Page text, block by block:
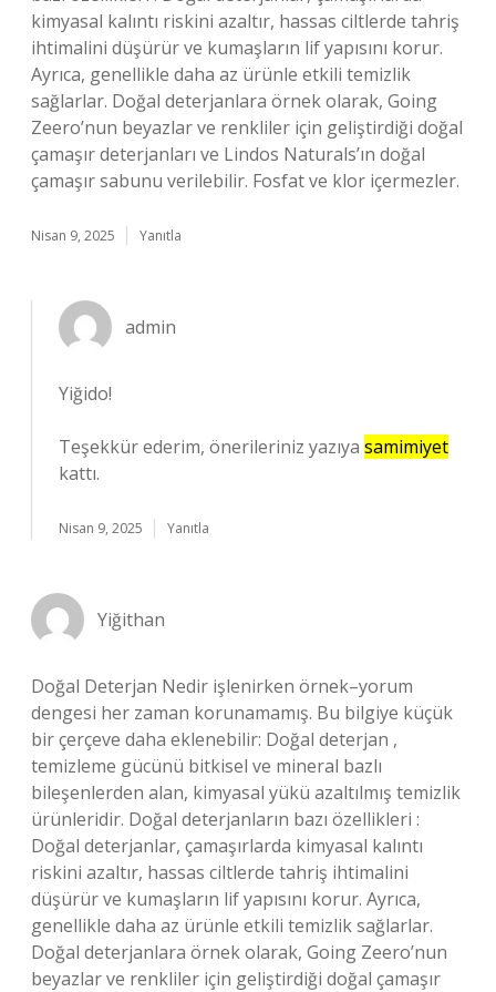
kimyasal kalıntı riskini azaltır, hassas ciltlerde tahriş
ihtimalini düşürür ve kumaşların lif yapısını korur.
Ayrıca, genellikle daha az ürünle etkili temizlik
sağlarlar. Doğal deterjanlara örnek olarak, Going
Zeero’nun beyazlar ve renkliler için geliştirdiği doğal
çamaşır deterjanları ve Lindos Naturals’ın doğal
çamaşır sabunu verilebilir. Fosfat ve klor içermezler.
Nisan 9, 2025 Yanıtla
admin
Yiğido!
Teşekkür ederim, önerileriniz yazıya samimiyet
kattı.
Nisan 9, 2025 Yanıtla
Yiğithan
Doğal Deterjan Nedir işlenirken örnek–yorum
dengesi her zaman korunamamış. Bu bilgiye küçük
bir çerçeve daha eklenebilir: Doğal deterjan ,
temizleme gücünü bitkisel ve mineral bazlı
bileşenlerden alan, kimyasal yükü azaltılmış temizlik
ürünleridir. Doğal deterjanların bazı özellikleri :
Doğal deterjanlar, çamaşırlarda kimyasal kalıntı
riskini azaltır, hassas ciltlerde tahriş ihtimalini
düşürür ve kumaşların lif yapısını korur. Ayrıca,
genellikle daha az ürünle etkili temizlik sağlarlar.
Doğal deterjanlara örnek olarak, Going Zeero’nun
beyazlar ve renkliler için geliştirdiği doğal çamaşır